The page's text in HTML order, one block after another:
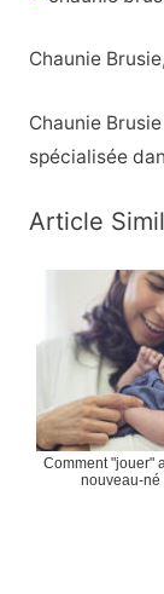
Chaunie
Chaunie
spécialisée
Article
Comment "jouer"
nouveau-né